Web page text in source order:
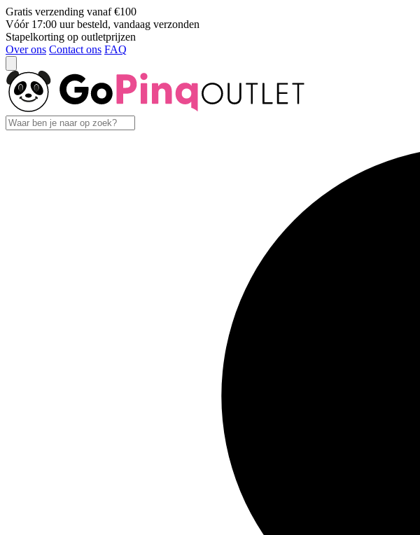
Gratis verzending vanaf €100
Vóór 17:00 uur besteld, vandaag verzonden
Stapelkorting op outletprijzen
Over ons Contact ons FAQ